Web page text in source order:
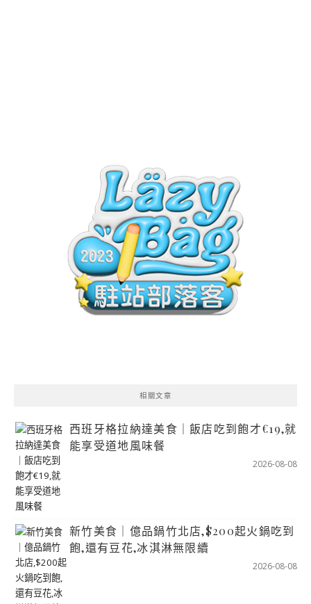
相關文章
西班牙格拉納達美食｜飯店吃到飽才€19,就
能享受道地風味餐
2026-08-08
新竹美食｜億品鍋竹北店,$200起火鍋吃到
飽,還有豆花,冰淇淋無限續
2026-08-08